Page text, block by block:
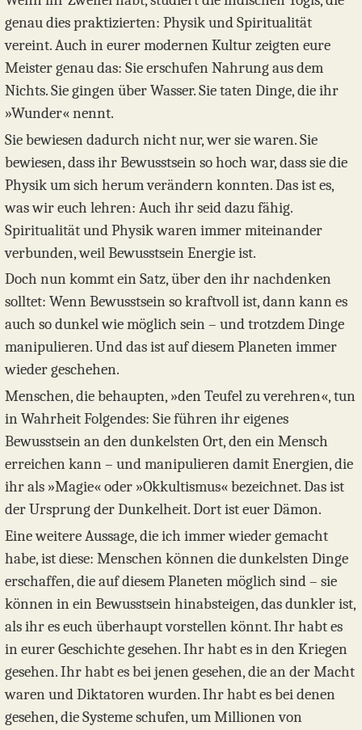
genau dies praktizierten: Physik und Spiritualität
vereint. Auch in eurer modernen Kultur zeigten eure
Meister genau das: Sie erschufen Nahrung aus dem
Nichts. Sie gingen über Wasser. Sie taten Dinge, die ihr
»Wunder« nennt.
Sie bewiesen dadurch nicht nur, wer sie waren. Sie
bewiesen, dass ihr Bewusstsein so hoch war, dass sie die
Physik um sich herum verändern konnten. Das ist es,
was wir euch lehren: Auch ihr seid dazu fähig.
Spiritualität und Physik waren immer miteinander
verbunden, weil Bewusstsein Energie ist.
Doch nun kommt ein Satz, über den ihr nachdenken
solltet: Wenn Bewusstsein so kraftvoll ist, dann kann es
auch so dunkel wie möglich sein – und trotzdem Dinge
manipulieren. Und das ist auf diesem Planeten immer
wieder geschehen.
Menschen, die behaupten, »den Teufel zu verehren«, tun
in Wahrheit Folgendes: Sie führen ihr eigenes
Bewusstsein an den dunkelsten Ort, den ein Mensch
erreichen kann – und manipulieren damit Energien, die
ihr als »Magie« oder »Okkultismus« bezeichnet. Das ist
der Ursprung der Dunkelheit. Dort ist euer Dämon.
Eine weitere Aussage, die ich immer wieder gemacht
habe, ist diese: Menschen können die dunkelsten Dinge
erschaffen, die auf diesem Planeten möglich sind – sie
können in ein Bewusstsein hinabsteigen, das dunkler ist,
als ihr es euch überhaupt vorstellen könnt. Ihr habt es
in eurer Geschichte gesehen. Ihr habt es in den Kriegen
gesehen. Ihr habt es bei jenen gesehen, die an der Macht
waren und Diktatoren wurden. Ihr habt es bei denen
gesehen, die Systeme schufen, um Millionen von